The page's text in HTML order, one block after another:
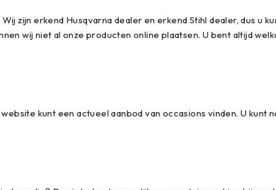
zijn erkend Husqvarna dealer en erkend Stihl dealer, dus u
wij niet al onze producten online plaatsen. U bent altijd
kunt een actueel aanbod van occasions vinden. U kunt